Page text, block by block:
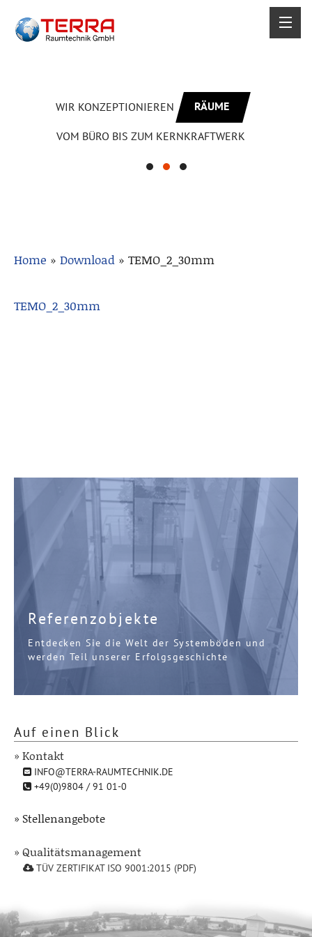
WIR KONZEPTIONIEREN RÄUME
VOM BÜRO BIS ZUM KERNKRAFTWERK
Home » Download » TEMO_2_30mm
TEMO_2_30mm
Referenzobjekte
Entdecken Sie die Welt der Systemböden und
werden Teil unserer Erfolgsgeschichte
Auf einen Blick
» Kontakt
INFO@TERRA-RAUMTECHNIK.DE
+49(0)9804 / 91 01-0
» Stellenangebote
» Qualitätsmanagement
TÜV ZERTIFIKAT ISO 9001:2015 (PDF)